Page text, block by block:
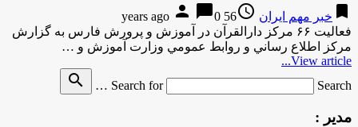
bookmark خبر مهم ایران access_time
56 years ago
person chat_bubble0
فعاليت ۶۶ مركز دارالقرآن در آموزش و پرورش فارس به گزارش
مركز اطلاع رساني و روابط عمومي وزارت آموزش و …
View article...
Search for
Search …
search
مدیر :